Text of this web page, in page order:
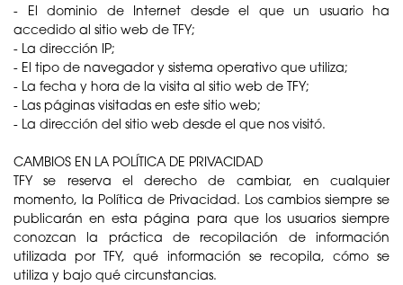
- El dominio de Internet desde el que un usuario ha
accedido al sitio web de TFY;
- La dirección IP;
- El tipo de navegador y sistema operativo que utiliza;
- La fecha y hora de la visita al sitio web de TFY;
- Las páginas visitadas en este sitio web;
- La dirección del sitio web desde el que nos visitó.
CAMBIOS EN LA POLÍTICA DE PRIVACIDAD
TFY se reserva el derecho de cambiar, en cualquier
momento, la Política de Privacidad. Los cambios siempre se
publicarán en esta página para que los usuarios siempre
conozcan la práctica de recopilación de información
utilizada por TFY, qué información se recopila, cómo se
utiliza y bajo qué circunstancias.